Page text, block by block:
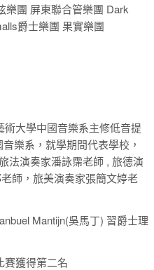
樂團 屏東聯合管樂團 Dark
爵士樂團 果實樂團
大學中國音樂系主修低音提
樂系，就學期間代表學校，
法演奏家潘詠霈老師 , 旅德演
師，旅美演奏家張簡文婷老
Mantijn(吳馬丁) 習爵士理
賽獲得第二名